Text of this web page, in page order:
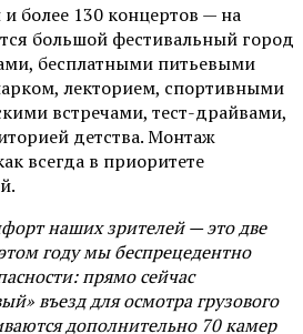
более 130 концертов — на
большой фестивальный город
бесплатными питьевыми
лекторием, спортивными
встречами, тест-драйвами,
детства. Монтаж
всегда в приоритете
наших зрителей — это две
году мы беспрецедентно
прямо сейчас
въезд для осмотра грузового
дополнительно 70 камер